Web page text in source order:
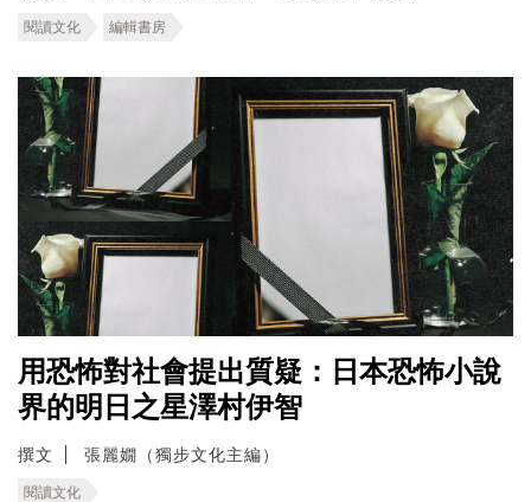
閱讀文化 編輯書房
用恐怖對社會提出質疑：日本恐怖小說
界的明日之星澤村伊智
撰文 張麗嫺（獨步文化主編）
閱讀文化